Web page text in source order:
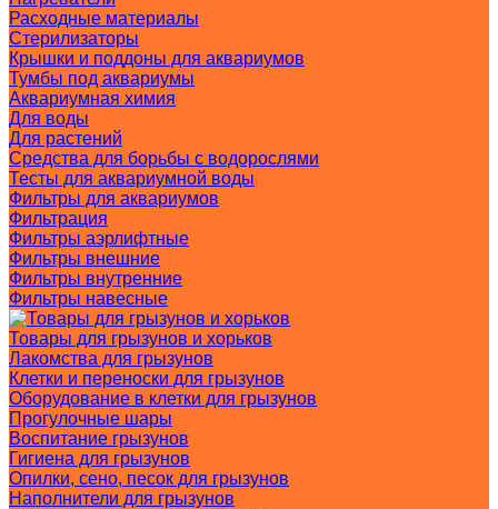
Расходные материалы
Стерилизаторы
Крышки и поддоны для аквариумов
Тумбы под аквариумы
Аквариумная химия
Для воды
Для растений
Средства для борьбы с водорослями
Тесты для аквариумной воды
Фильтры для аквариумов
Фильтрация
Фильтры аэрлифтные
Фильтры внешние
Фильтры внутренние
Фильтры навесные
Товары для грызунов и хорьков
Лакомства для грызунов
Клетки и переноски для грызунов
Оборудование в клетки для грызунов
Прогулочные шары
Воспитание грызунов
Гигиена для грызунов
Опилки, сено, песок для грызунов
Наполнители для грызунов